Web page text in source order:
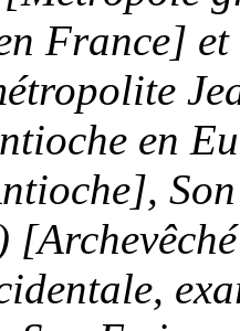
France] et
en
],
) [Archevêché
,